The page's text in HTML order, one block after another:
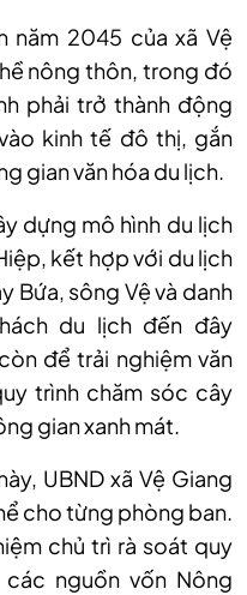
năm 2045 của xã Vệ
ề nông thôn, trong đó
phải trở thành động
kinh tế đô thị, gắn
gian văn hóa du lịch.
dựng mô hình du lịch
kết hợp với du lịch
Bứa, sông Vệ và danh
du lịch đến đây
để trải nghiệm văn
trình chăm sóc cây
gian xanh mát.
UBND xã Vệ Giang
cho từng phòng ban.
ệm chủ trì rà soát quy
các nguồn vốn Nông